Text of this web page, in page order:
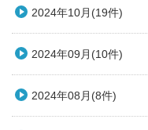
2024年10月(19件)
2024年09月(10件)
2024年08月(8件)